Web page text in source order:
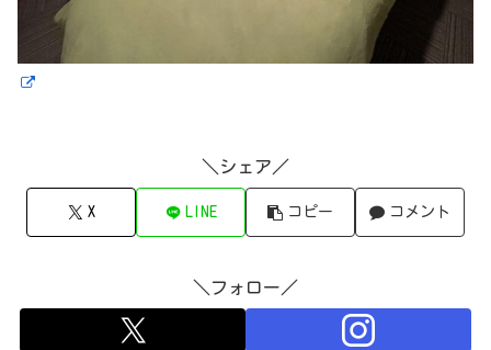
＼シェア／
X LINE コピー コメント
＼フォロー／